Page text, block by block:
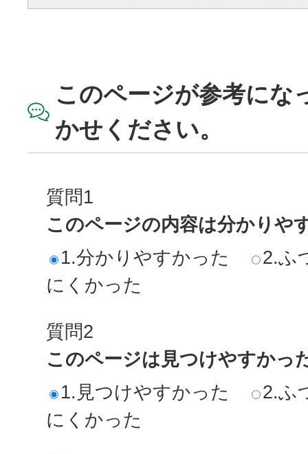
このページが参考にな
かせください。
質問1
このページの内容は分かりや
1.分かりやすかった
2.ふ
にくかった
質問2
このページは見つけやすかっ
1.見つけやすかった
2.ふ
にくかった